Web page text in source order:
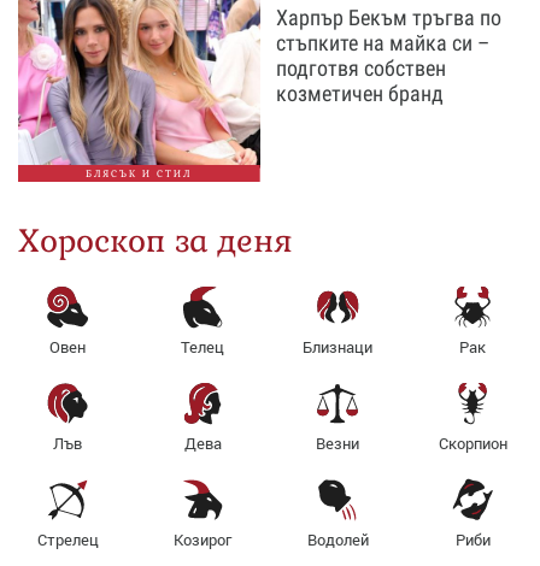
БЛЯСЪК И СТИЛ
Харпър Бекъм тръгва по
стъпките на майка си –
подготвя собствен
козметичен бранд
Хороскоп за деня
Овен Телец Близнаци Рак
Лъв Дева Везни Скорпион
Стрелец Козирог Водолей Риби